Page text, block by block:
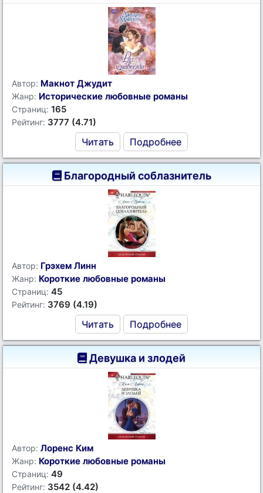
Автор: Макнот Джудит
Жанр: Исторические любовные романы
Страниц: 165
Рейтинг: 3777 (4.71)
Читать Подробнее
Благородный соблазнитель
Автор: Грэхем Линн
Жанр: Короткие любовные романы
Страниц: 45
Рейтинг: 3769 (4.19)
Читать Подробнее
Девушка и злодей
Автор: Лоренс Ким
Жанр: Короткие любовные романы
Страниц: 49
Рейтинг: 3542 (4.42)